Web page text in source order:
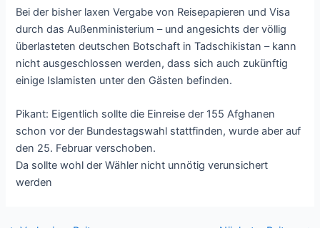
Bei der bisher laxen Vergabe von Reisepapieren und Visa
durch das Außenministerium – und angesichts der völlig
überlasteten deutschen Botschaft in Tadschikistan – kann
nicht ausgeschlossen werden, dass sich auch zukünftig
einige Islamisten unter den Gästen befinden.
Pikant: Eigentlich sollte die Einreise der 155 Afghanen
schon vor der Bundestagswahl stattfinden, wurde aber auf
den 25. Februar verschoben.
Da sollte wohl der Wähler nicht unnötig verunsichert
werden